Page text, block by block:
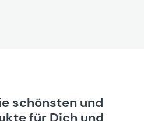
schönsten und